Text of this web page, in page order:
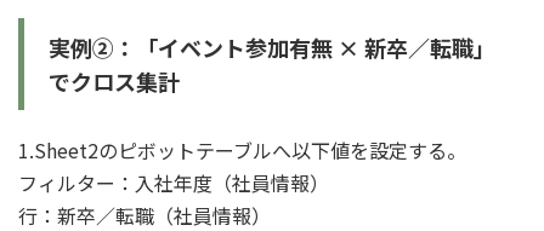
実例②：「イベント参加有無 × 新卒／転職」
でクロス集計
1.Sheet2のピボットテーブルへ以下値を設定する。
フィルター：入社年度（社員情報）
行：新卒／転職（社員情報）